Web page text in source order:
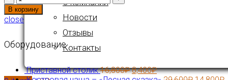
Новости
Отзывы
Контакты
В корзину
close
Оборудование
Приставной столик 16,800₽ 8,400₽